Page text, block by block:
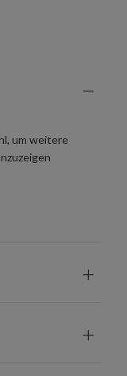
Stellfläche zu
um weitere